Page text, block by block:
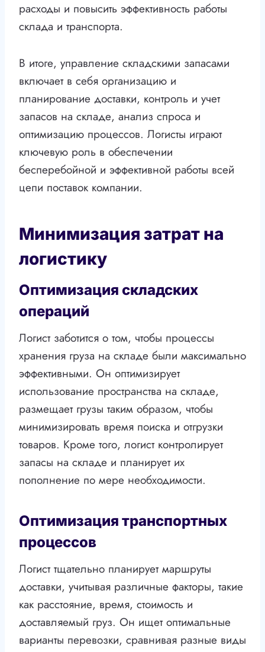
расходы и повысить эффективность работы
склада и транспорта.
В итоге, управление складскими запасами
включает в себя организацию и
планирование доставки, контроль и учет
запасов на складе, анализ спроса и
оптимизацию процессов. Логисты играют
ключевую роль в обеспечении
бесперебойной и эффективной работы всей
цепи поставок компании.
Минимизация затрат на
логистику
Оптимизация складских
операций
Логист заботится о том, чтобы процессы
хранения груза на складе были максимально
эффективными. Он оптимизирует
использование пространства на складе,
размещает грузы таким образом, чтобы
минимизировать время поиска и отгрузки
товаров. Кроме того, логист контролирует
запасы на складе и планирует их
пополнение по мере необходимости.
Оптимизация транспортных
процессов
Логист тщательно планирует маршруты
доставки, учитывая различные факторы, такие
как расстояние, время, стоимость и
доставляемый груз. Он ищет оптимальные
варианты перевозки, сравнивая разные виды